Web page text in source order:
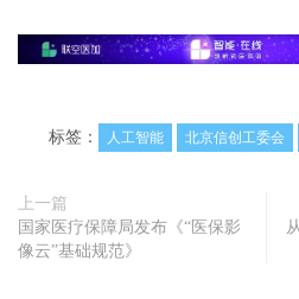
标签： 人工智能 北京信创工委会
上一篇
国家医疗保障局发布《“医保影
像云”基础规范》